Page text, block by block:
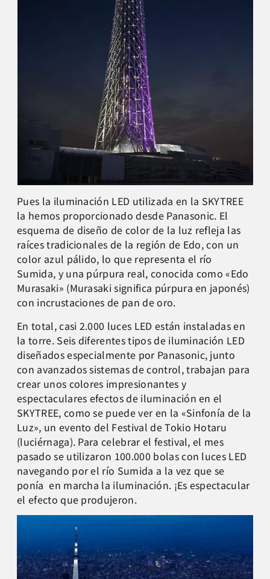
Pues la iluminación LED utilizada en la SKYTREE
la hemos proporcionado desde Panasonic. El
esquema de diseño de color de la luz refleja las
raíces tradicionales de la región de Edo, con un
color azul pálido, lo que representa el río
Sumida, y una púrpura real, conocida como «Edo
Murasaki» (Murasaki significa púrpura en japonés)
con incrustaciones de pan de oro.
En total, casi 2.000 luces LED están instaladas en
la torre. Seis diferentes tipos de iluminación LED
diseñados especialmente por Panasonic, junto
con avanzados sistemas de control, trabajan para
crear unos colores impresionantes y
espectaculares efectos de iluminación en el
SKYTREE, como se puede ver en la «Sinfonía de la
Luz», un evento del Festival de Tokio Hotaru
(luciérnaga). Para celebrar el festival, el mes
pasado se utilizaron 100.000 bolas con luces LED
navegando por el río Sumida a la vez que se
ponía en marcha la iluminación. ¡Es espectacular
el efecto que produjeron.